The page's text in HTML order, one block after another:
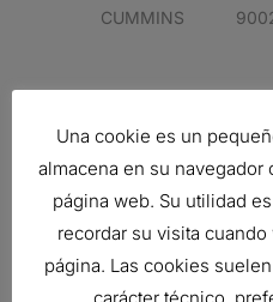
CUMMINS
CATERPILLAR
Una cookie es un
almacena en su
página web. Su utilidad
recordar su visita
página. Las cookies
carácter técnico,